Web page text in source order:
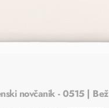
novčanik - 0515 | Bež